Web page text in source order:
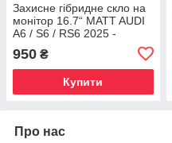
Захисне гібридне скло на
монітор 16.7“ MATT AUDI
A6 / S6 / RS6 2025 -
950 ₴
Купити
Про нас